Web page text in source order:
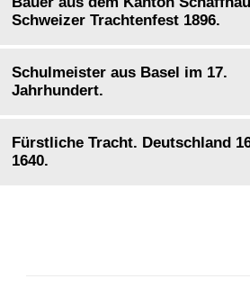
Schweizer Trachtenfest 1896.
Schulmeister aus Basel im 17.
Jahrhundert.
Fürstliche Tracht. Deutschland
1640.